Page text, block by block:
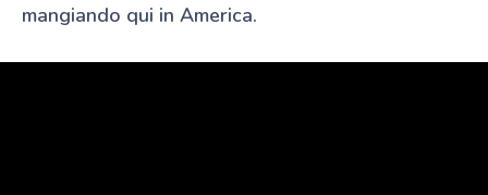
mangiando qui in America.